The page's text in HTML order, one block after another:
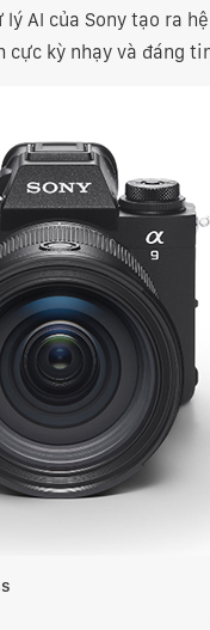
lý AI của Sony tạo ra
kỳ nhạy và đáng